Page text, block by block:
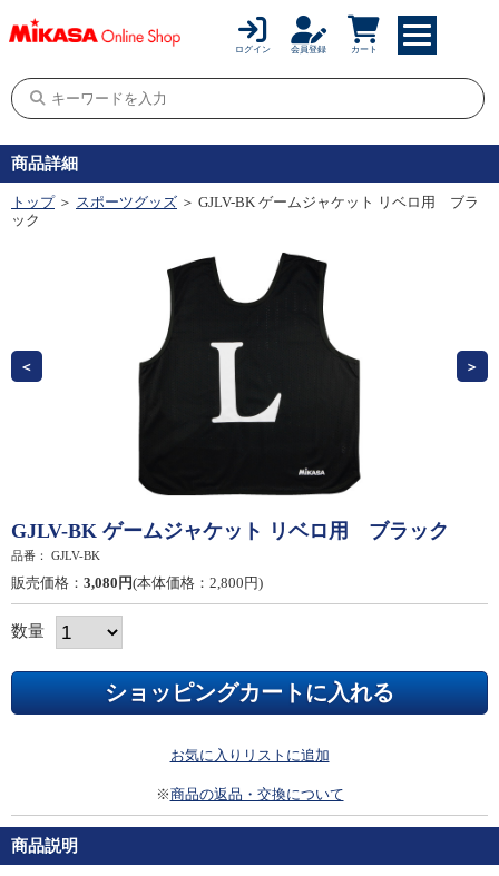
ログイン 会員登録 カート
商品詳細
トップ ＞ スポーツグッズ ＞ GJLV-BK ゲームジャケット リベロ用 ブラ
ック
GJLV-BK ゲームジャケット リベロ用 ブラック
品番： GJLV-BK
販売価格： 3,080円(本体価格：2,800円)
数量
お気に入りリストに追加
※商品の返品・交換について
商品説明